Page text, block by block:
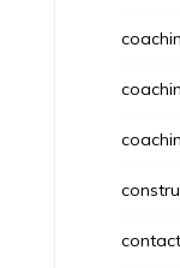
contact